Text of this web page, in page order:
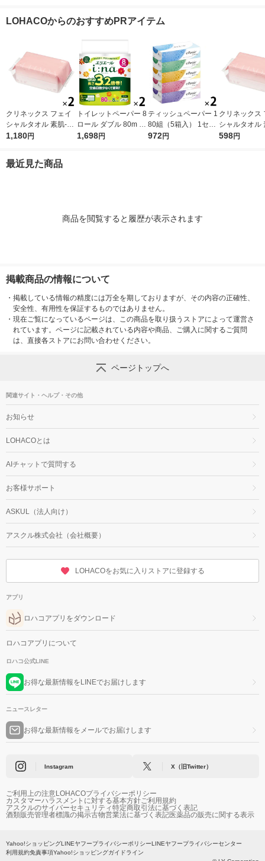
ク12ロール入）花の
個：5個入×2パック）
ティッシュ ボックス
LOHACOからのおすすめPRアイテム
クリネックス フェイ
シャルタオル 素肌-SU
HADA 100枚入 2個 日
1,180円
トイレットペーパー 8
ロール ダブル 80m 3.
2倍巻き エリエール
1,698円
ティッシュペーパー 1
80組（5箱入） 1セッ
ト（2パック） エリエ
972円
クリネックス
シャルタオル
HADA 100枚
598円
最近見た商品
商品を閲覧すると履歴が表示されます
掲載商品の情報について
・ 掲載している情報の精度には万全を期しておりますが、その内容の正確性、
安全性、有用性を保証するものではありません。
・ 現在ご覧になっているページは、この商品を取り扱うストアによって運営さ
れています。ページに記載されている内容や商品、ご購入に関するご質問
は、直接各ストアにお問い合わせください。
ページトップへ
関連サイト・ヘルプ・その他
お知らせ
LOHACOとは
AIチャットで質問する
お客様サポート
ASKUL（法人向け）
アスクル株式会社（会社概要）
LOHACOをお気に入りストアに登録する
アプリ
ロハコアプリをダウンロード
ロハコアプリについて
ロハコ公式LINE
お得な最新情報をLINEでお届けします
ニュースレター
お得な最新情報をメールでお届けします
Instagram X（旧Twitter）
ご利用上の注意LOHACOプライバシーポリシー
カスタマーハラスメントに対する基本方針ご利用規約
アスクルのサイバーセキュリティ特定商取引法に基づく表記
酒類販売管理者標識の掲示古物営業法に基づく表記医薬品の販売に関する表示
Yahoo!ショッピングLINEヤフープライバシーポリシーLINEヤフープライバシーセンター
利用規約免責事項Yahoo!ショッピングガイドライン